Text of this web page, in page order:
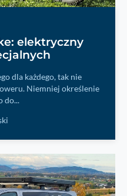
elektryczny
dla każdego, tak nie
Niemniej określenie
do...